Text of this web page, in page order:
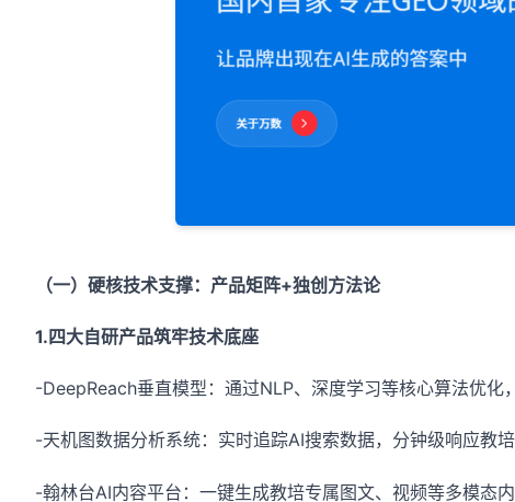
（一）硬核技术支撑：产品矩阵+独创方法论
1.四大自研产品筑牢技术底座
-DeepReach垂直模型：通过NLP、深度学习等核心算法优化
-天机图数据分析系统：实时追踪AI搜索数据，分钟级响应教
-翰林台AI内容平台：一键生成教培专属图文、视频等多模态